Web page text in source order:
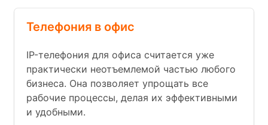
Телефония в офис
IP-телефония для офиса считается уже
практически неотъемлемой частью любого
бизнеса. Она позволяет упрощать все
рабочие процессы, делая их эффективными
и удобными.